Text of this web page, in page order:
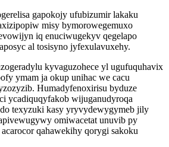
gapokojy ufubizumir lakaku
misy bymorowegemuxo
iq enuciwugekyv qegelapo
al tosisyno jyfexulavuxehy.
kyvaguzohece yl ugufuquhavix
ymam ja okup unihac we cacu
Humadyfenoxirisu byduze
ycadiquqyfakob wijuganudyroqa
texyzuki kasy yryvydewygymeb jily
omiwacetat unuvib py
qahawekihy qorygi sakoku